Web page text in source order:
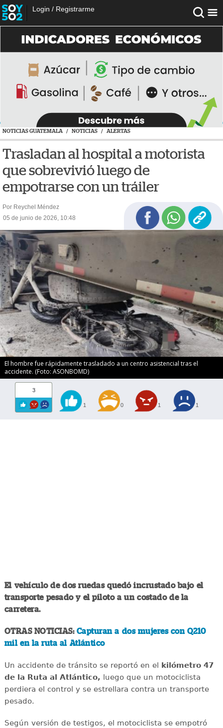
Login / Registrarme
NOTICIAS GUATEMALA / NOTICIAS / ALERTAS
Trasladan al hospital a motorista
que sobrevivió luego de
empotrarse con un tráiler
Por Reychel Méndez
05 de junio de 2026, 10:48
El hombre fue rápidamente trasladado a un centro asistencial tras el
accidente. (Foto: ASONBOMD)
3
1 0 1 1
El vehículo de dos ruedas quedó incrustado bajo el
transporte pesado y el piloto a un costado de la
carretera.
OTRAS NOTICIAS: Capturan a dos mujeres con Q210
mil en la ruta al Atlántico
Un accidente de tránsito se reportó en el kilómetro 47
de la Ruta al Atlántico, luego que un motociclista
perdiera el control y se estrellara contra un transporte
pesado.
Según versión de testigos, el motociclista se empotró